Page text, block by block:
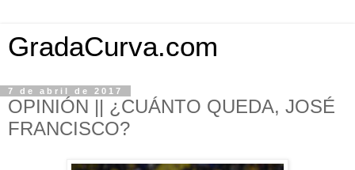
GradaCurva.com
7 de abril de 2017
OPINIÓN || ¿CUÁNTO QUEDA, JOSÉ
FRANCISCO?